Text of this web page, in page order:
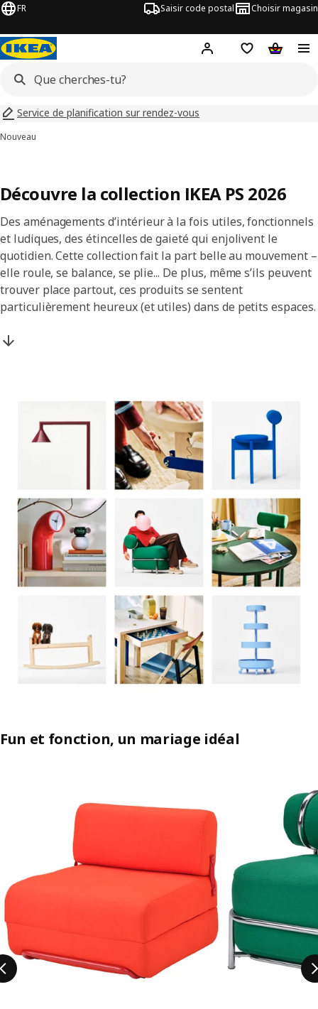
FR Saisir code postal Choisir magasin
Hej! Connecte-toi
Liste d'achats
Panier
Service de planification sur rendez-vous
Nouveau
Découvre la collection IKEA PS 2026
Des aménagements d’intérieur à la fois utiles, fonctionnels
et ludiques, des étincelles de gaieté qui enjolivent le
quotidien. Cette collection fait la part belle au mouvement –
elle roule, se balance, se plie... De plus, même s’ils peuvent
trouver place partout, ces produits se sentent
particulièrement heureux (et utiles) dans de petits espaces.
Fun et fonction, un mariage idéal